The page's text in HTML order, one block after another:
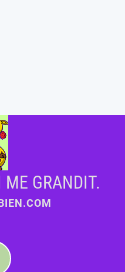
ME GRANDIT.